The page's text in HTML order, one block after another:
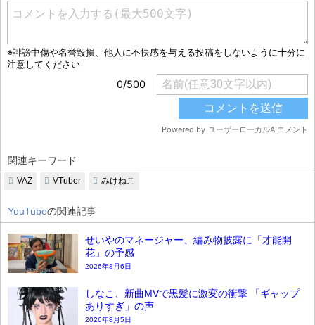
関連キーワード
VAZ VTuber みけねこ
YouTubeの関連記事
せいやのマネージャー、編み物披露に「才能開
花」の予感
2026年8月6日
しなこ、新曲MVで黒髪に激変の衝撃 「ギャップ
ありすぎ」の声
2026年8月5日